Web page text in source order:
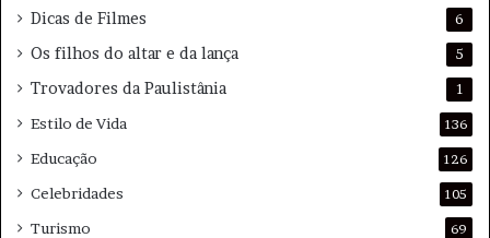
Dicas de Filmes 6
Os filhos do altar e da lança 5
Trovadores da Paulistânia 1
Estilo de Vida 136
Educação 126
Celebridades 105
Turismo 69